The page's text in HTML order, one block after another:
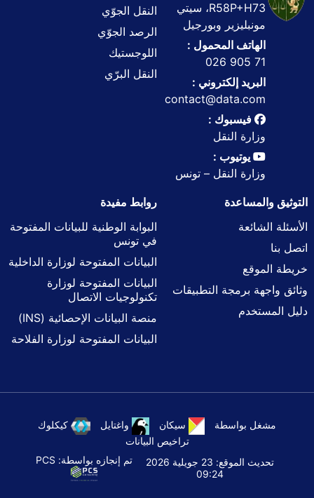
R58P+H73، سيتي
مونبليزير وبورجيل
الهاتف المحمول :
71 905 026
البريد إلكتروني :
contact@data.com
فيسبوك :
وزارة النقل
يوتيوب :
وزارة النقل – تونس
النقل الجوّي
الرصد الجوّي
اللوجستيك
النقل البرّي
التوثيق والمساعدة
الأسئلة الشائعة
اتصل بنا
خريطة الموقع
وثائق واجهة برمجة التطبيقات
دليل المستخدم
روابط مفيدة
البوابة الوطنية للبيانات المفتوحة
في تونس
البيانات المفتوحة لوزارة الداخلية
البيانات المفتوحة لوزارة
تكنولوجيات الاتصال
منصة البيانات الإحصائية (INS)
البيانات المفتوحة لوزارة الفلاحة
مشغل بواسطة سيكان واغتايل
كيكلوك
تراخيص البيانات
تحديث الموقع: 23 جويلية 2026
09:24
تم إنجازه بواسطة: PCS